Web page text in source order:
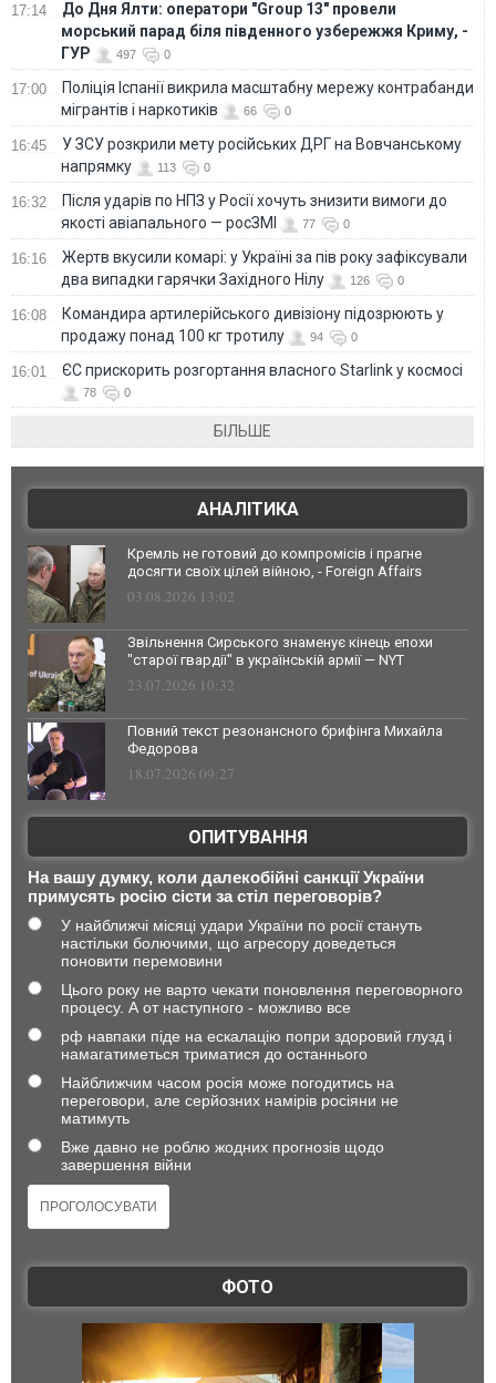
17:14
До Дня Ялти: оператори "Group 13" провели
морський парад біля південного узбережжя Криму, -
ГУР
497 0
17:00
Поліція Іспанії викрила масштабну мережу контрабанди
мігрантів і наркотиків
66 0
16:45
У ЗСУ розкрили мету російських ДРГ на Вовчанському
напрямку
113 0
16:32
Після ударів по НПЗ у Росії хочуть знизити вимоги до
якості авіапального — росЗМІ
77 0
16:16
Жертв вкусили комарі: у Україні за пів року зафіксували
два випадки гарячки Західного Нілу
126 0
16:08
Командира артилерійського дивізіону підозрюють у
продажу понад 100 кг тротилу
94 0
16:01 ЄС прискорить розгортання власного Starlink у космосі
78 0
БІЛЬШЕ
АНАЛІТИКА
Кремль не готовий до компромісів і прагне
досягти своїх цілей війною, - Foreign Affairs
03.08.2026 13:02
Звільнення Сирського знаменує кінець епохи
"старої гвардії" в українській армії — NYT
23.07.2026 10:32
Повний текст резонансного брифінга Михайла
Федорова
18.07.2026 09:27
ОПИТУВАННЯ
На вашу думку, коли далекобійні санкції України
примусять росію сісти за стіл переговорів?
У найближчі місяці удари України по росії стануть
настільки болючими, що агресору доведеться
поновити перемовини
Цього року не варто чекати поновлення переговорного
процесу. А от наступного - можливо все
рф навпаки піде на ескалацію попри здоровий глузд і
намагатиметься триматися до останнього
Найближчим часом росія може погодитись на
переговори, але серйозних намірів росіяни не
матимуть
Вже давно не роблю жодних прогнозів щодо
завершення війни
ФОТО